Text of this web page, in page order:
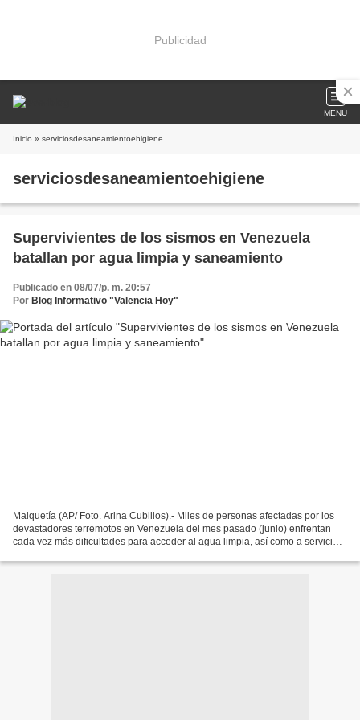
Publicidad
MENU
Inicio » serviciosdesaneamientoehigiene
serviciosdesaneamientoehigiene
Supervivientes de los sismos en Venezuela
batallan por agua limpia y saneamiento
Publicado en 08/07/p. m. 20:57
Por Blog Informativo "Valencia Hoy"
Maiquetía (AP/ Foto. Arina Cubillos).- Miles de personas afectadas por los
devastadores terremotos en Venezuela del mes pasado (junio) enfrentan
cada vez más dificultades para acceder al agua limpia, así como a servicios